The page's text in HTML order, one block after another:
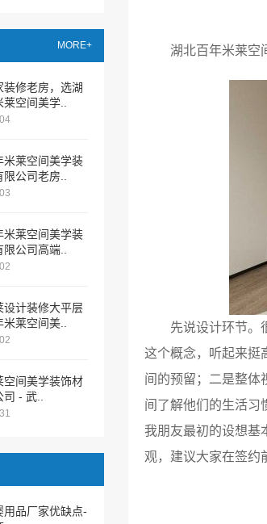
MORE+
装修老房，选湖
空间美学..
米莱空间美学装
公司老房..
米莱空间美学装
公司高端..
设计装修大平层
莱空间美..
空间美学装饰材
- 武..
用品厂家优缺点-
湖北百年米莱空
先说设计环节。
这个概念，听起来挺
间的预留；二是整体
间了解他们的生活
我朋友最初的设想基
观，建议大家在签约